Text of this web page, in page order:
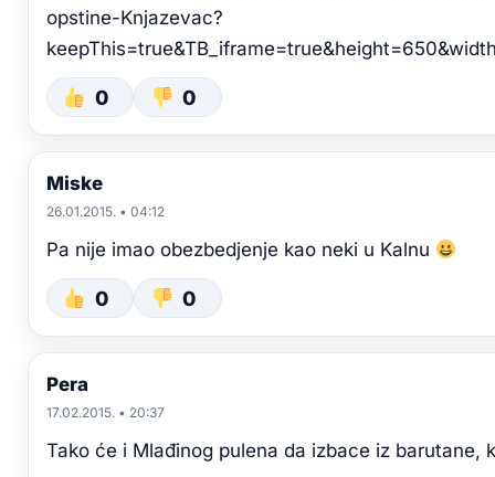
opstine-Knjazevac?
0 0
Miske
26.01.2015. • 04:12
Pa nije imao obezbedjenje kao neki u Kalnu
0 0
Pera
17.02.2015. • 20:37
Tako će i Mlađinog pulena da izbace iz barutane,